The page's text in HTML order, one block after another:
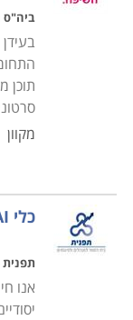
ביה"ס
תוכן
מקוון
כלי AI לניהול אפקטיבי
אנו